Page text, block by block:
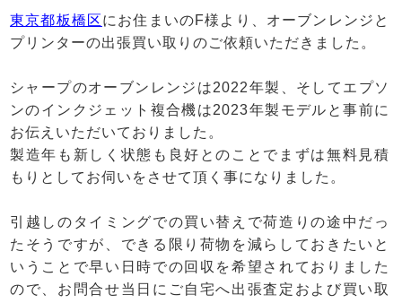
東京都板橋区にお住まいのF様より、オーブンレンジと
プリンターの出張買い取りのご依頼いただきました。
シャープのオーブンレンジは2022年製、そしてエプソ
ンのインクジェット複合機は2023年製モデルと事前に
お伝えいただいておりました。
製造年も新しく状態も良好とのことでまずは無料見積
もりとしてお伺いをさせて頂く事になりました。
引越しのタイミングでの買い替えで荷造りの途中だっ
たそうですが、できる限り荷物を減らしておきたいと
いうことで早い日時での回収を希望されておりました
ので、お問合せ当日にご自宅へ出張査定および買い取